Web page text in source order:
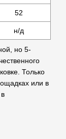
52
н/д
но 5-
Только
или в